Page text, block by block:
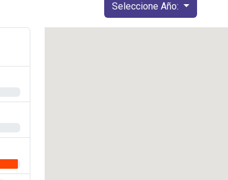
Seleccione Año: